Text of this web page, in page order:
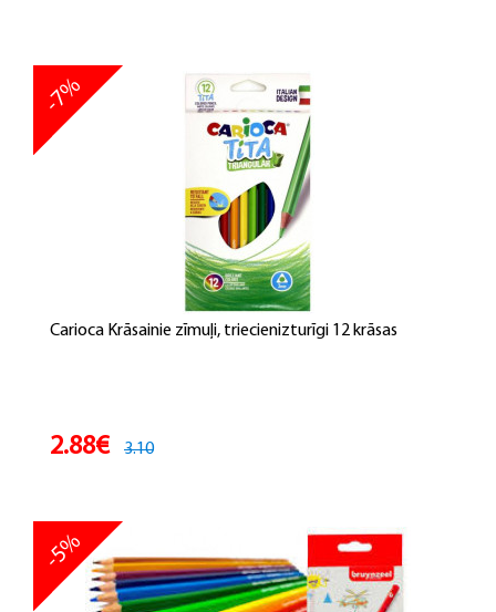
Carioca Krāsainie zīmuļi, triecienizturīgi 12 krāsas
-7%
2.88€ 3.10
-5%